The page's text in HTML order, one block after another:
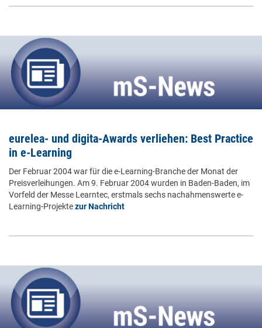
eurelea- und digita-Awards verliehen: Best Practice
in e-Learning
Der Februar 2004 war für die e-Learning-Branche der Monat der
Preisverleihungen. Am 9. Februar 2004 wurden in Baden-Baden, im
Vorfeld der Messe Learntec, erstmals sechs nachahmenswerte e-
Learning-Projektezur Nachricht